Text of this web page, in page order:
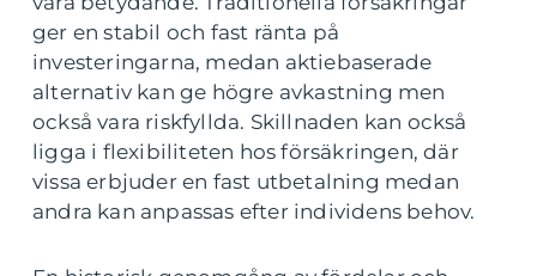
ger en stabil och fast ränta på
investeringarna, medan aktiebaserade
alternativ kan ge högre avkastning men
också vara riskfyllda. Skillnaden kan också
ligga i flexibiliteten hos försäkringen, där
vissa erbjuder en fast utbetalning medan
andra kan anpassas efter individens behov.